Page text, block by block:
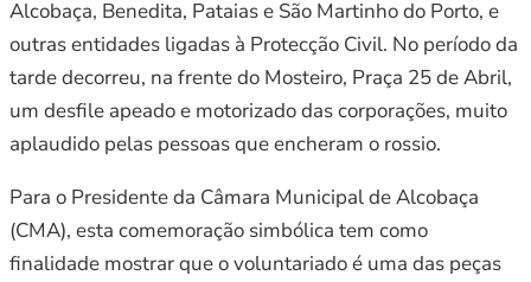
Alcobaça, Benedita, Pataias e São Martinho do Porto, e
outras entidades ligadas à Protecção Civil. No período da
tarde decorreu, na frente do Mosteiro, Praça 25 de Abril,
um desfile apeado e motorizado das corporações, muito
aplaudido pelas pessoas que encheram o rossio.
Para o Presidente da Câmara Municipal de Alcobaça
(CMA), esta comemoração simbólica tem como
finalidade mostrar que o voluntariado é uma das peças